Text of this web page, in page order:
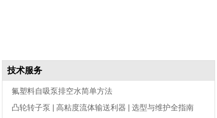
技术服务
氟塑料自吸泵排空水简单方法
凸轮转子泵 | 高粘度流体输送利器 | 选型与维护全指南